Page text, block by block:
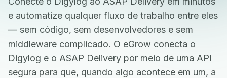
e automatize qualquer fluxo de trabalho entre eles
— sem código, sem desenvolvedores e sem
middleware complicado. O eGrow conecta o
Digylog e o ASAP Delivery por meio de uma API
segura para que, quando algo acontece em um, a